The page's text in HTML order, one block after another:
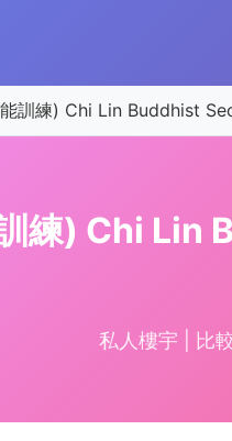
訓練) Chi Lin Buddhist
練) Chi
私人樓宇 | 比